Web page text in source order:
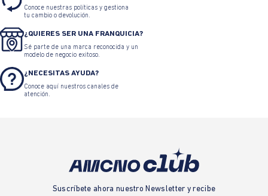
Conoce nuestras políticas y gestiona
tu cambio o devolución.
¿QUIERES SER UNA FRANQUICIA?
Sé parte de una marca reconocida y un
modelo de negocio exitoso.
¿NECESITAS AYUDA?
Conoce aquí nuestros canales de
atención.
Suscríbete ahora nuestro Newsletter y recibe